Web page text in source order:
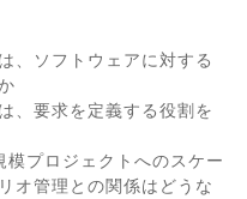
、ソフトウェアに対する
、要求を定義する役割を
模プロジェクトへのスケー
オ管理との関係はどうな